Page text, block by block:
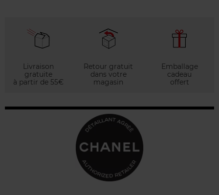
Livraison
gratuite
à partir de 55€
Retour gratuit
dans votre
magasin
Emballage
cadeau
offert